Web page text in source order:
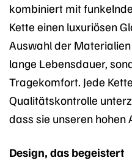
kombiniert mit
Kette einen luxuriösen
Auswahl der
lange Lebensdauer,
Tragekomfort. Jede
Qualitätskontrolle
dass sie unseren hohen
Design, das begeistert